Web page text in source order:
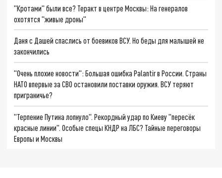
"Кротами" были все? Теракт в центре Москвы: На генералов
охотятся "живые дроны"
Даня с Дашей спаслись от боевиков ВСУ. Но беды для малышей не
закончились
"Очень плохие новости": Большая ошибка Palantir в России. Страны
НАТО впервые за СВО остановили поставки оружия. ВСУ теряют
приграничье?
"Терпение Путина лопнуло". Рекордный удар по Киеву "пересёк
красные линии". Особые спецы КНДР на ЛБС? Тайные переговоры
Европы и Москвы